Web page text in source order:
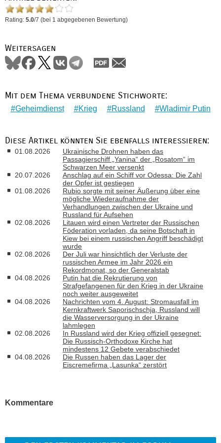
Rating: 5.0/7 (bei 1 abgegebenen Bewertung)
Weitersagen
Mit dem Thema verbundene Stichworte:
Geheimdienst Krieg Russland Wladimir Putin
Diese Artikel könnten Sie ebenfalls interessieren:
01.08.2026
Ukrainische Drohnen haben das
Passagierschiff „Yanina“ der „Rosatom“ im
Schwarzen Meer versenkt
20.07.2026
Anschlag auf ein Schiff vor Odessa: Die Zahl
der Opfer ist gestiegen
01.08.2026
Rubio sorgte mit seiner Äußerung über eine
mögliche Wiederaufnahme der
Verhandlungen zwischen der Ukraine und
Russland für Aufsehen
02.08.2026
Litauen wird einen Vertreter der Russischen
Föderation vorladen, da seine Botschaft in
Kiew bei einem russischen Angriff beschädigt
wurde
02.08.2026
Der Juli war hinsichtlich der Verluste der
russischen Armee im Jahr 2026 ein
Rekordmonat, so der Generalstab
04.08.2026
Putin hat die Rekrutierung von
Strafgefangenen für den Krieg in der Ukraine
noch weiter ausgeweitet
04.08.2026
Nachrichten vom 4. August: Stromausfall im
Kernkraftwerk Saporischschja, Russland will
die Wasserversorgung in der Ukraine
lahmlegen
02.08.2026
In Russland wird der Krieg offiziell gesegnet:
Die Russisch-Orthodoxe Kirche hat
mindestens 12 Gebete verabschiedet
04.08.2026
Die Russen haben das Lager der
Eiscremefirma „Lasunka“ zerstört
Kommentare